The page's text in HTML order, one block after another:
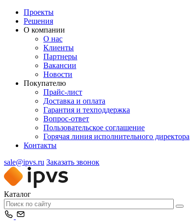
Проекты
Решения
О компании
О нас
Клиенты
Партнеры
Вакансии
Новости
Покупателю
Прайс-лист
Доставка и оплата
Гарантия и техподдержка
Вопрос-ответ
Пользовательское соглашение
Горячая линия исполнительного директора
Контакты
sale@ipvs.ru Заказать звонок
Каталог